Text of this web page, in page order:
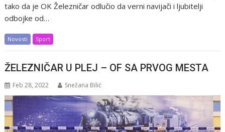
tako da je OK Železničar odlučio da verni navijači i ljubitelji
odbojke od…
Novosti Sport
ŽELEZNIČAR U PLEJ – OF SA PRVOG MESTA
Feb 28, 2022 Snežana Bilić